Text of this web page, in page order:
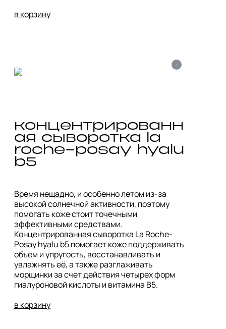
в корзину
i
концентрированн
ая сыворотка la
roche-posay hyalu
b5
Время нещадно, и особенно летом из-за
высокой солнечной активности, поэтому
помогать коже стоит точечными
эффективными средствами.
Концентрированная сыворотка La Roche-
Posay hyalu b5 помогает коже поддерживать
объем и упругость, восстанавливать и
увлажнять её, а также разглаживать
морщинки за счет действия четырех форм
гиалуроновой кислоты и витамина B5.
в корзину